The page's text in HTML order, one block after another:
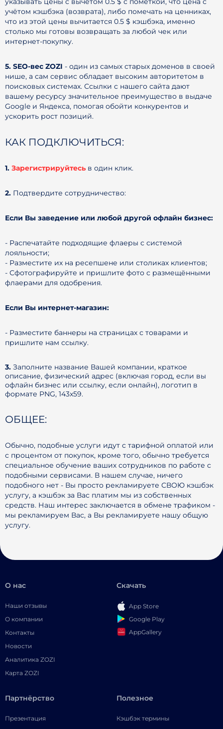
учётом кэшбэка (возврата), либо помечать на ценниках,
что из этой цены вычитается 0.5 $ кэшбэка, именно
столько мы готовы возвращать за любой чек или
интернет-покупку.
5. SEO-вес ZOZI - один из самых старых доменов в своей
нише, а сам сервис обладает высоким авторитетом в
поисковых системах. Ссылки с нашего сайта дают
вашему ресурсу значительное преимущество в выдаче
Google и Яндекса, помогая обойти конкурентов и
ускорить рост позиций.
КАК ПОДКЛЮЧИТЬСЯ:
1. Зарегистрируйтесь в один клик.
2. Подтвердите сотрудничество:
Если Вы заведение или любой другой офлайн бизнес:
- Распечатайте подходящие флаеры с системой
лояльности;
- Разместите их на ресепшене или столиках клиентов;
- Сфотографируйте и пришлите фото с размещёнными
флаерами для одобрения.
Если Вы интернет-магазин:
- Разместите баннеры на страницах с товарами и
пришлите нам ссылку.
3. Заполните название Вашей компании, краткое
описание, физический адрес (включая город, если вы
офлайн бизнес или ссылку, если онлайн), логотип в
формате PNG, 143x59.
ОБЩЕЕ:
Обычно, подобные услуги идут с тарифной оплатой или
с процентом от покупок, кроме того, обычно требуется
специальное обучение ваших сотрудников по работе с
подобными сервисами. В нашем случае, ничего
подобного нет - Вы просто рекламируете СВОЮ кэшбэк
услугу, а кэшбэк за Вас платим мы из собственных
средств. Наш интерес заключается в обмене трафиком -
мы рекламируем Вас, а Вы рекламируете нашу общую
услугу.
О нас
Наши отзывы
О компании
Контакты
Новости
Аналитика ZOZI
Карта ZOZI
Скачать
App Store
Google Play
AppGallery
Партнёрство
Презентация
Полезное
Кэшбэк термины